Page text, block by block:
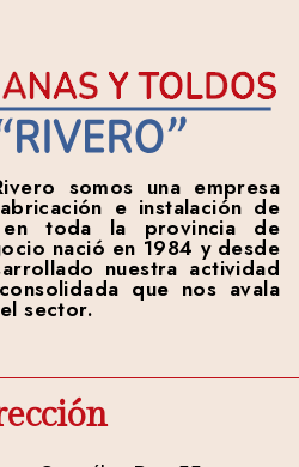
somos una empresa
e instalación de
toda la provincia de
nació en 1984 y desde
nuestra actividad
que nos avala
sector.